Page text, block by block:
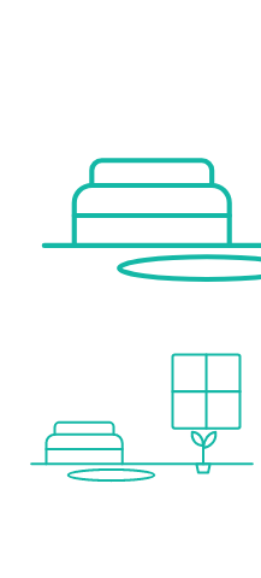
Angaben Entfernung Luftlinie